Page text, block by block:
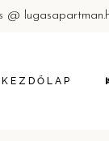
@
KEZDŐLAP